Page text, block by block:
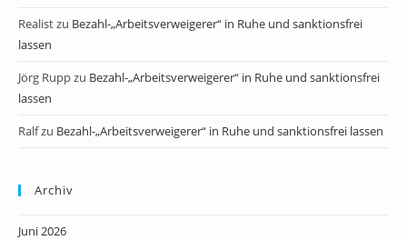
Realistzu Bezahl-„Arbeitsverweigerer“ in Ruhe und sanktionsfrei
lassen
Jörg Ruppzu Bezahl-„Arbeitsverweigerer“ in Ruhe und sanktionsfrei
lassen
Ralfzu Bezahl-„Arbeitsverweigerer“ in Ruhe und sanktionsfrei lassen
Archiv
Juni 2026